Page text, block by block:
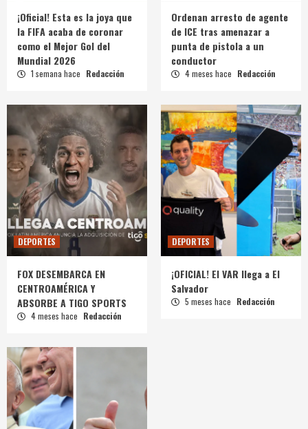
¡Oficial! Esta es la joya que
la FIFA acaba de coronar
como el Mejor Gol del
Mundial 2026
1 semana hace Redacción
Ordenan arresto de agente
de ICE tras amenazar a
punta de pistola a un
conductor
4 meses hace Redacción
DEPORTES
FOX DESEMBARCA EN
CENTROAMÉRICA Y
ABSORBE A TIGO SPORTS
4 meses hace Redacción
DEPORTES
¡OFICIAL! El VAR llega a El
Salvador
5 meses hace Redacción